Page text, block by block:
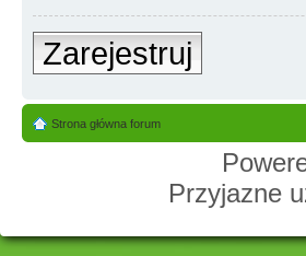
Zarejestruj
Strona główna forum
Przyjazne